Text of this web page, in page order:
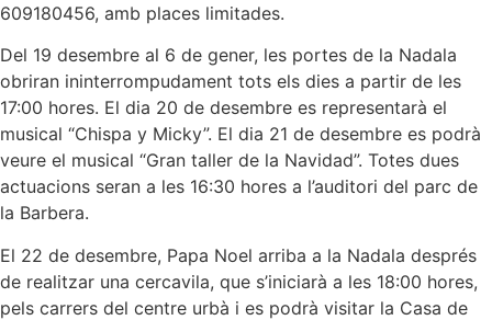
609180456, amb places limitades.
Del 19 desembre al 6 de gener, les portes de la Nadala
obriran ininterrompudament tots els dies a partir de les
17:00 hores. El dia 20 de desembre es representarà el
musical “Chispa y Micky”. El dia 21 de desembre es podrà
veure el musical “Gran taller de la Navidad”. Totes dues
actuacions seran a les 16:30 hores a l’auditori del parc de
la Barbera.
El 22 de desembre, Papa Noel arriba a la Nadala després
de realitzar una cercavila, que s’iniciarà a les 18:00 hores,
pels carrers del centre urbà i es podrà visitar la Casa de